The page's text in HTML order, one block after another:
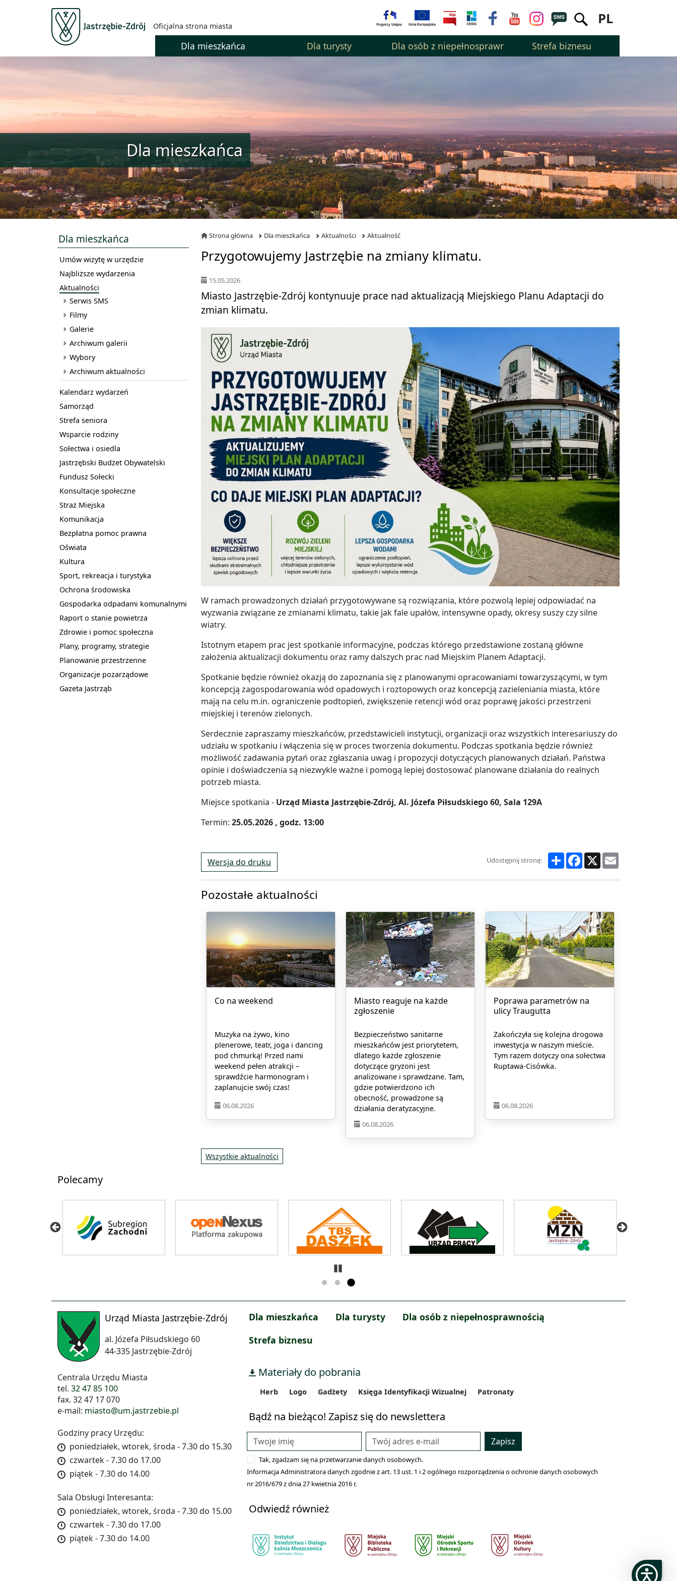
Oficjalna strona miasta PL
Dla mieszkańca Dla turysty Dla osób z niepełnosprawnością Strefa biznesu
Dla mieszkańca
Dla mieszkańca
Umów wizytę w urzędzie
Najbliższe wydarzenia
Aktualności
Serwis SMS
Filmy
Galerie
Archiwum galerii
Wybory
Archiwum aktualności
Kalendarz wydarzeń
Samorząd
Strefa seniora
Wsparcie rodziny
Sołectwa i osiedla
Jastrzębski Budżet Obywatelski
Fundusz Sołecki
Konsultacje społeczne
Straż Miejska
Komunikacja
Bezpłatna pomoc prawna
Oświata
Kultura
Sport, rekreacja i turystyka
Ochrona środowiska
Gospodarka odpadami komunalnymi
Raport o stanie powietrza
Zdrowie i pomoc społeczna
Plany, programy, strategie
Planowanie przestrzenne
Organizacje pozarządowe
Gazeta Jastrząb
Strona główna Dla mieszkańca Aktualności Aktualność
Przygotowujemy Jastrzębie na zmiany klimatu.
15.05.2026
Miasto Jastrzębie-Zdrój kontynuuje prace nad aktualizacją Miejskiego Planu Adaptacji do
zmian klimatu.
W ramach prowadzonych działań przygotowywane są rozwiązania, które pozwolą lepiej odpowiadać na
wyzwania związane ze zmianami klimatu, takie jak fale upałów, intensywne opady, okresy suszy czy silne
wiatry.
Istotnym etapem prac jest spotkanie informacyjne, podczas którego przedstawione zostaną główne
założenia aktualizacji dokumentu oraz ramy dalszych prac nad Miejskim Planem Adaptacji.
Spotkanie będzie również okazją do zapoznania się z planowanymi opracowaniami towarzyszącymi, w tym
koncepcją zagospodarowania wód opadowych i roztopowych oraz koncepcją zazieleniania miasta, które
mają na celu m.in. ograniczenie podtopień, zwiększenie retencji wód oraz poprawę jakości przestrzeni
miejskiej i terenów zielonych.
Serdecznie zapraszamy mieszkańców, przedstawicieli instytucji, organizacji oraz wszystkich interesariuszy do
udziału w spotkaniu i włączenia się w proces tworzenia dokumentu. Podczas spotkania będzie również
możliwość zadawania pytań oraz zgłaszania uwag i propozycji dotyczących planowanych działań. Państwa
opinie i doświadczenia są niezwykle ważne i pomogą lepiej dostosować planowane działania do realnych
potrzeb miasta.
Miejsce spotkania - Urząd Miasta Jastrzębie-Zdrój, Al. Józefa Piłsudskiego 60, Sala 129A
Termin: 25.05.2026 , godz. 13:00
Wersja do druku Udostępnij stronę: ShareFacebook
X
Pozostałe aktualności
Co na weekend
Muzyka na żywo, kino
plenerowe, teatr, joga i dancing
pod chmurką! Przed nami
weekend pełen atrakcji –
sprawdźcie harmonogram i
zaplanujcie swój czas!
06.08.2026
Miasto reaguje na każde
zgłoszenie
Bezpieczeństwo sanitarne
mieszkańców jest priorytetem,
dlatego każde zgłoszenie
dotyczące gryzoni jest
analizowane i sprawdzane. Tam,
gdzie potwierdzono ich
obecność, prowadzone są
działania deratyzacyjne.
06.08.2026
Poprawa parametrów na
ulicy Traugutta
Zakończyła się kolejna drogowa
inwestycja w naszym mieście.
Tym razem dotyczy ona sołectwa
Ruptawa-Cisówka.
06.08.2026
Wszystkie aktualności
Polecamy
Urząd Miasta Jastrzębie-Zdrój
al. Józefa Piłsudskiego 60
44-335 Jastrzębie-Zdrój
Centrala Urzędu Miasta
tel. 32 47 85 100
fax. 32 47 17 070
e-mail: miasto@um.jastrzebie.pl
Godziny pracy Urzędu:
poniedziałek, wtorek, środa - 7.30 do 15.30
czwartek - 7.30 do 17.00
piątek - 7.30 do 14.00
Sala Obsługi Interesanta:
poniedziałek, wtorek, środa - 7.30 do 15.00
czwartek - 7.30 do 17.00
piątek - 7.30 do 14.00
Dla mieszkańca Dla turysty
Dla osób z niepełnosprawnością
Strefa biznesu
Materiały do pobrania
Herb Logo Gadżety Księga Identyfikacji Wizualnej Patronaty
Bądź na bieżąco! Zapisz się do newslettera
Zapisz
Tak, zgadzam się na przetwarzanie danych osobowych.
Informacja Administratora danych zgodnie z art. 13 ust. 1 i 2 ogólnego rozporządzenia o ochronie danych osobowych
nr 2016/679 z dnia 27 kwietnia 2016 r.
Odwiedź również